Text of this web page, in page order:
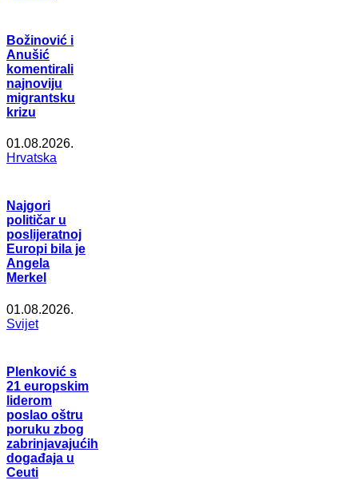
Božinović i
Anušić
komentirali
najnoviju
migrantsku
krizu
01.08.2026.
Hrvatska
Najgori
političar u
poslijeratnoj
Europi bila je
Angela
Merkel
01.08.2026.
Svijet
Plenković s
21 europskim
liderom
poslao oštru
poruku zbog
zabrinjavajućih
događaja u
Ceuti